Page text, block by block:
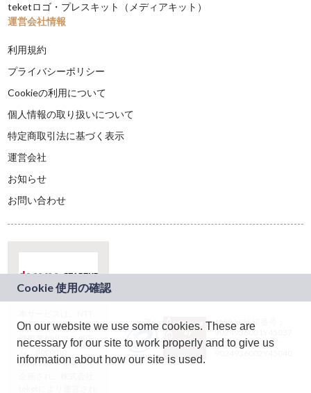
teketロゴ・プレスキット（メディアキット）
運営会社情報
利用規約
プライバシーポリシー
Cookieの利用について
個人情報の取り扱いについて
特定商取引法に基づく表示
運営会社
お知らせ
お問い合わせ
ドコモグループの新
規事業創出プログラ
ム「docomo
STARTUP」を通じて
JASRAC許諾番号：
9024936001Y45037
JASRAC許諾番号：
On our website we use some cookies. These are
necessary for our site to work properly and to give us
information about how our site is used.